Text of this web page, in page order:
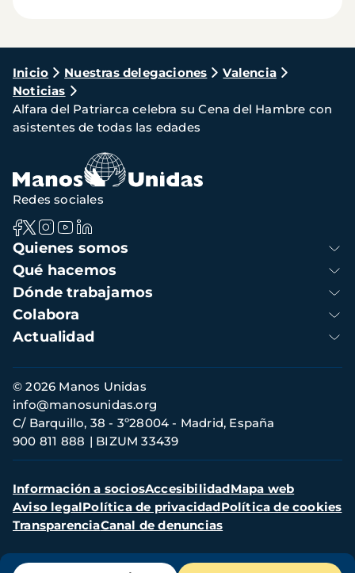
Ruta
de
navegación
Inicio Nuestras delegaciones
Valencia
Noticias
Alfara del Patriarca celebra su Cena del Hambre con
asistentes de todas las edades
Navegación
principal
Quienes somos
Qué hacemos
Dónde trabajamos
Colabora
Actualidad
Redes sociales
Información
de
contacto
© 2026 Manos Unidas
C/ Barquillo, 38 - 3º28004 - Madrid, España
900 811 888
BIZUM 33439
info@manosunidas.org
Menú
secundario
Información a sociosAccesibilidadMapa web
Aviso legalPolítica de privacidadPolítica de cookies
TransparenciaCanal de denuncias